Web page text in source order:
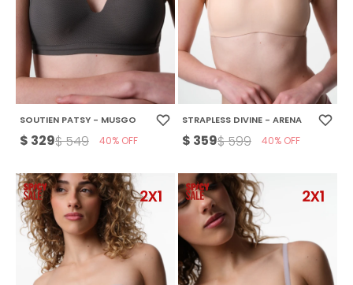
SOUTIEN PATSY - MUSGO
$ 329$549 40
STRAPLESS DIVINE - ARENA
$ 359$599 40